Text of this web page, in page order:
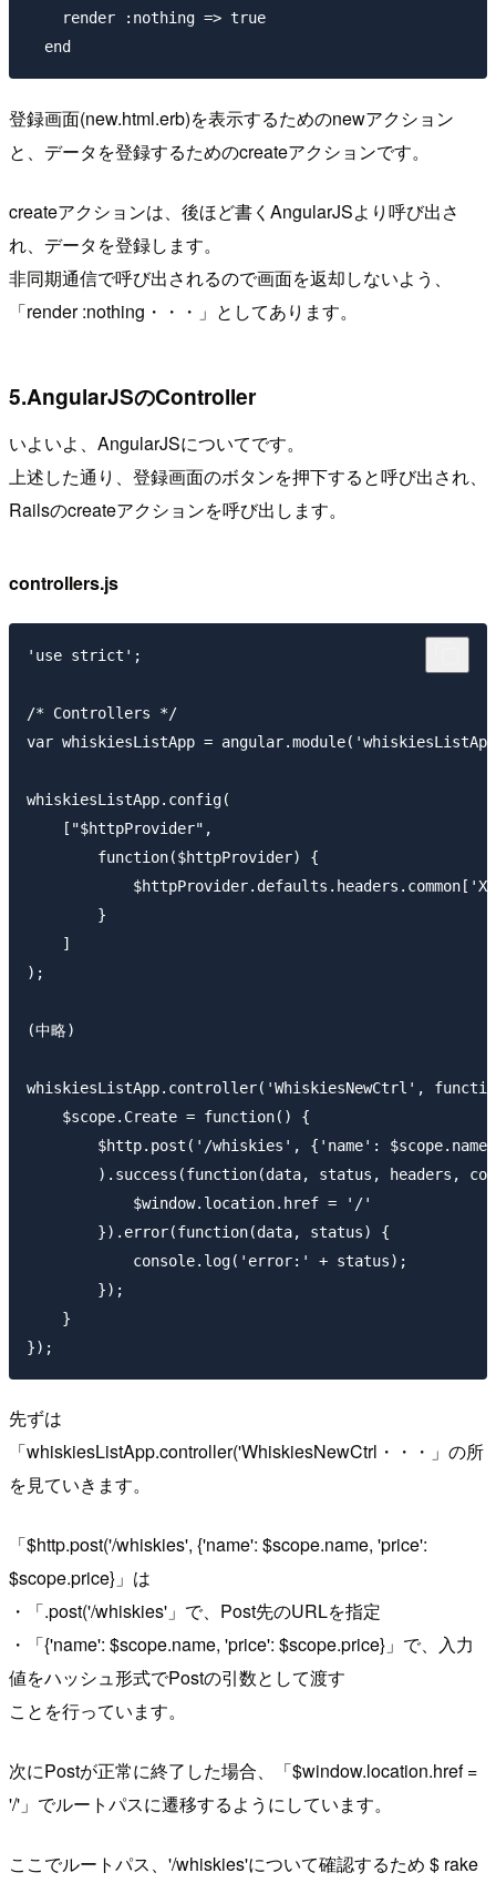
    render :nothing => true
登録画面(new.html.erb)を表示するためのnewアクション
と、データを登録するためのcreateアクションです。
createアクションは、後ほど書くAngularJSより呼び出さ
れ、データを登録します。
非同期通信で呼び出されるので画面を返却しないよう、
「render :nothing・・・」としてあります。
5.AngularJSのController
いよいよ、AngularJSについてです。
上述した通り、登録画面のボタンを押下すると呼び出され、
Railsのcreateアクションを呼び出します。
controllers.js
'use strict';
/* Controllers */
var whiskiesListApp =
whiskiesListApp.config(
    ["$httpProvider",
        function($httpProvider) {
        }
    ]
);
(中略)
whiskiesListApp.controller('WhiskiesNewCtrl',
    $scope.Create = function() {
$http.post('/whiskies', {'name':
).success(function(data, status, headers,
            $window.location.href = '/'
        }).error(function(data, status) {
            console.log('error:' + status);
        });
    }
先ずは
「whiskiesListApp.controller('WhiskiesNewCtrl・・・」の所
を見ていきます。
「$http.post('/whiskies', {'name': $scope.name, 'price':
$scope.price}」は
・「.post('/whiskies'」で、Post先のURLを指定
・「{'name': $scope.name, 'price': $scope.price}」で、入力
値をハッシュ形式でPostの引数として渡す
ことを行っています。
次にPostが正常に終了した場合、「$window.location.href =
'/'」でルートパスに遷移するようにしています。
ここでルートパス、'/whiskies'について確認するため $ rake